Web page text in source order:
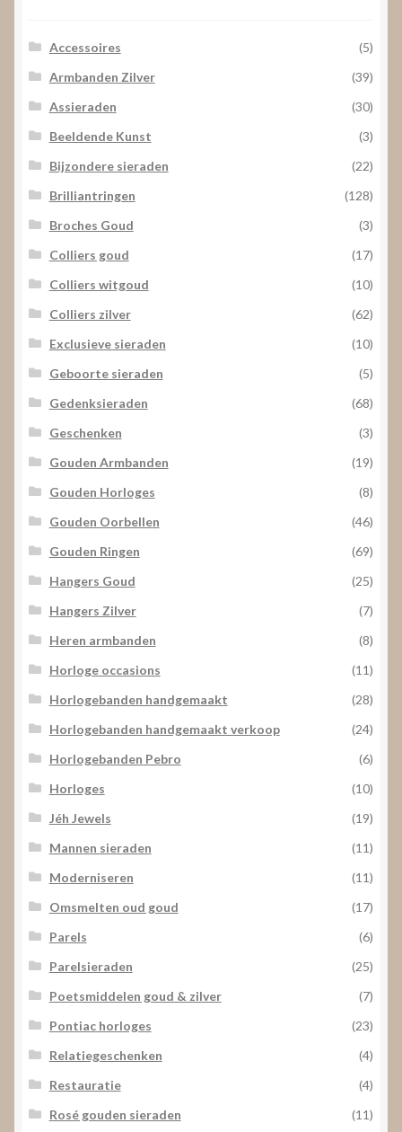
Accessoires
(5)
Armbanden Zilver
(39)
Assieraden
(30)
Beeldende Kunst
(3)
Bijzondere sieraden
(22)
Brilliantringen
(128)
Broches Goud
(3)
Colliers goud
(17)
Colliers witgoud
(10)
Colliers zilver
(62)
Exclusieve sieraden
(10)
Geboorte sieraden
(5)
Gedenksieraden
(68)
Geschenken
(3)
Gouden Armbanden
(19)
Gouden Horloges
(8)
Gouden Oorbellen
(46)
Gouden Ringen
(69)
Hangers Goud
(25)
Hangers Zilver
(7)
Heren armbanden
(8)
Horloge occasions
(11)
Horlogebanden handgemaakt
(28)
Horlogebanden handgemaakt verkoop
(24)
Horlogebanden Pebro
(6)
Horloges
(10)
Jéh Jewels
(19)
Mannen sieraden
(11)
Moderniseren
(11)
Omsmelten oud goud
(17)
Parels
(6)
Parelsieraden
(25)
Poetsmiddelen goud & zilver
(7)
Pontiac horloges
(23)
Relatiegeschenken
(4)
Restauratie
(4)
Rosé gouden sieraden
(11)